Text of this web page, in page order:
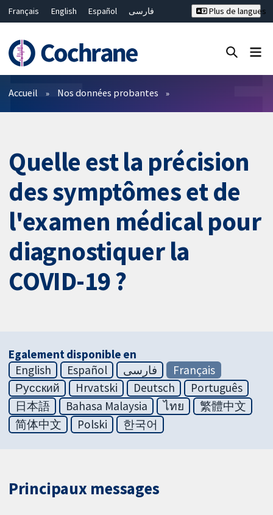
Français English Español
فارسی
Bahasa Malaysia
ไทย
繁體中文
简体中文
Plus de langues
Filtres
Accueil Nos données probantes
Quelle est la précision
des symptômes et de
l'examen médical pour
diagnostiquer la
COVID-19 ?
Egalement disponible en
English
Español فارسی
Français
Русский
Hrvatski Deutsch
Português
日本語
Bahasa Malaysia ไทย
繁體中文
简体中文
Polski 한국어
Principaux messages